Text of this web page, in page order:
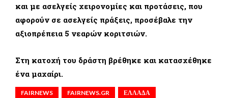
και με ασελγείς χειρονομίες και προτάσεις, που
αφορούν σε ασελγείς πράξεις, προσέβαλε την
αξιοπρέπεια 5 νεαρών κοριτσιών.
Στη κατοχή του δράστη βρέθηκε και κατασχέθηκε
ένα μαχαίρι.
FAIRNEWS FAIRNEWS.GR
ΕΛΛΑΔΑ